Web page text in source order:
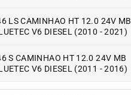
LS CAMINHAO HT 12.0 24V MB
V6 DIESEL (2010 - 2021)
S CAMINHAO HT 12.0 24V MB
V6 DIESEL (2011 - 2016)